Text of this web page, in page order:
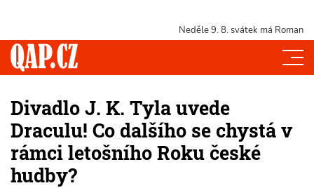
Neděle 9. 8. svátek má Roman
Divadlo J. K. Tyla uvede
Draculu! Co dalšího se chystá v
rámci letošního Roku české
hudby?